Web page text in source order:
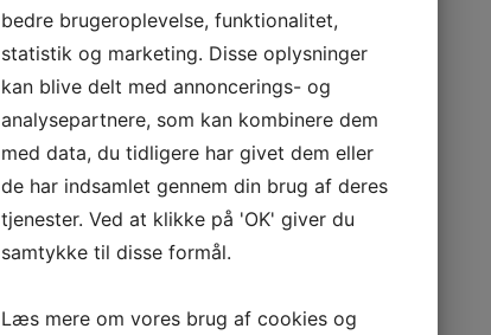
bedre brugeroplevelse, funktionalitet,
statistik og marketing. Disse oplysninger
kan blive delt med annoncerings- og
analysepartnere, som kan kombinere dem
med data, du tidligere har givet dem eller
de har indsamlet gennem din brug af deres
tjenester. Ved at klikke på 'OK' giver du
samtykke til disse formål.
Læs mere om vores brug af cookies og